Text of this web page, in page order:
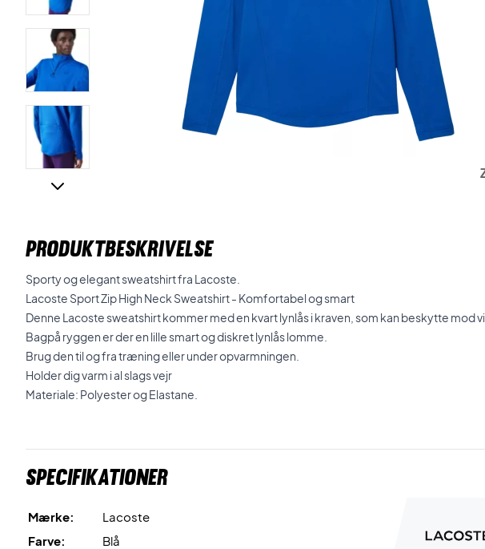
PRODUKTBESKRIVELSE
Sporty og elegant sweatshirt fra Lacoste.
Lacoste Sport Zip High Neck Sweatshirt - Komfortabel og smart
Denne Lacoste sweatshirt kommer med en kvart lynlås i kraven, som kan beskytte mod
Bagpå ryggen er der en lille smart og diskret lynlås lomme.
Brug den til og fra træning eller under opvarmningen.
Holder dig varm i al slags vejr
Materiale: Polyester og Elastane.
Specifikationer
Mærke:
Lacoste
Farve:
Blå